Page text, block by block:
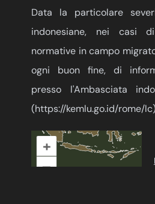
Data la particolare
indonesiane, nei casi
normative in campo
ogni buon fine, di
presso l'Ambasciata
(https://kemlu.go.id/rome/lc
+
–